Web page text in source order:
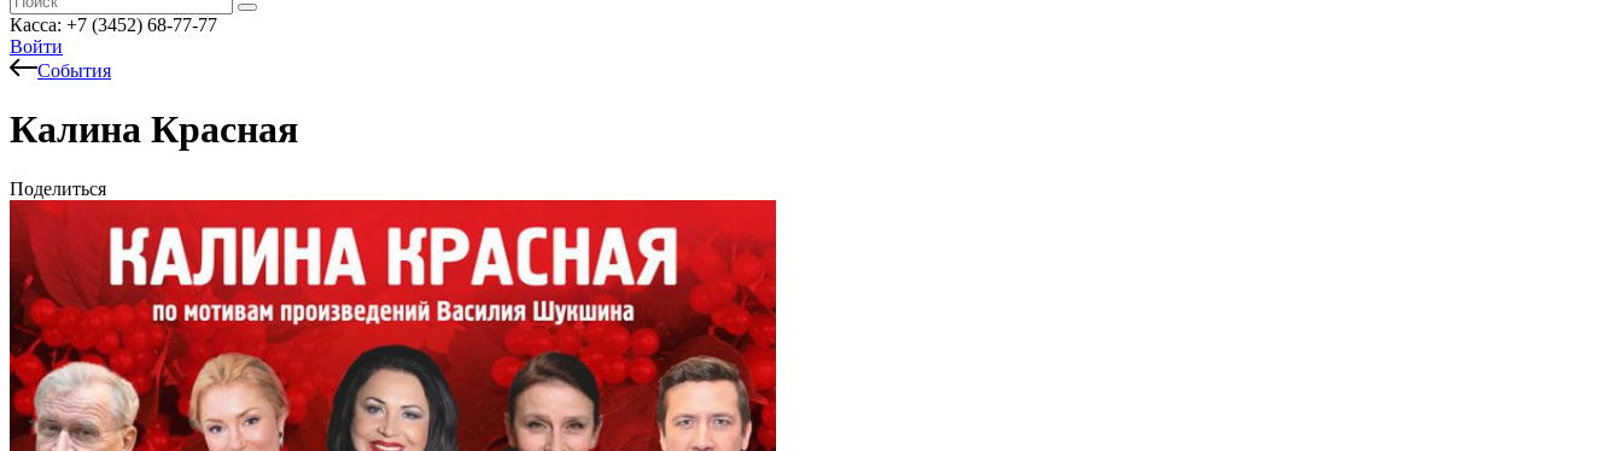
Касса: +7 (3452) 68-77-77
Войти
События
Калина Красная
Поделиться